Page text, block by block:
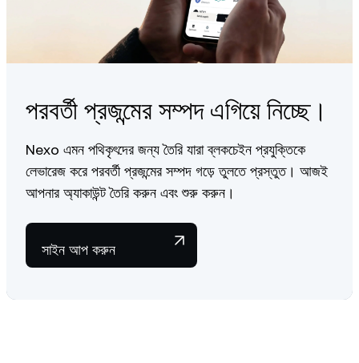
পরবর্তী প্রজন্মের সম্পদ এগিয়ে নিচ্ছে।
Nexo এমন পথিকৃৎদের জন্য তৈরি যারা ব্লকচেইন প্রযুক্তিকে
লেভারেজ করে পরবর্তী প্রজন্মের সম্পদ গড়ে তুলতে প্রস্তুত। আজই
আপনার অ্যাকাউন্ট তৈরি করুন এবং শুরু করুন।
সাইন আপ করুন